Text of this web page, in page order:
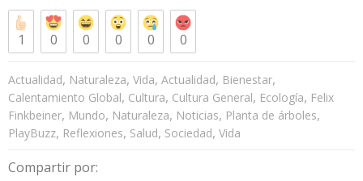
1 0 0 0 0 0
Actualidad, Naturaleza, Vida, Actualidad, Bienestar,
Calentamiento Global, Cultura, Cultura General, Ecología, Felix
Finkbeiner, Mundo, Naturaleza, Noticias, Planta de árboles,
PlayBuzz, Reflexiones, Salud, Sociedad, Vida
Compartir por: